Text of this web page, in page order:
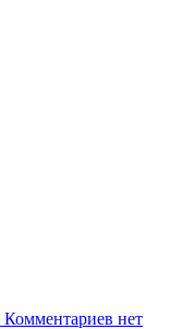
Комментариев нет